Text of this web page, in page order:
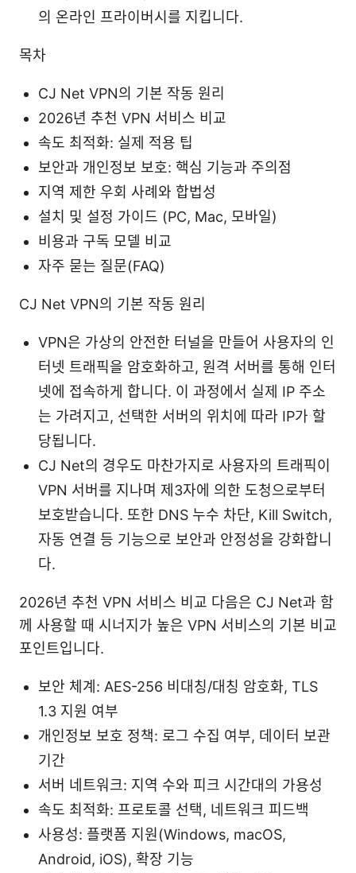
의 온라인 프라이버시를 지킵니다.
목차
CJ Net VPN의 기본 작동 원리
2026년 추천 VPN 서비스 비교
속도 최적화: 실제 적용 팁
보안과 개인정보 보호: 핵심 기능과 주의점
지역 제한 우회 사례와 합법성
설치 및 설정 가이드 (PC, Mac, 모바일)
비용과 구독 모델 비교
자주 묻는 질문(FAQ)
CJ Net VPN의 기본 작동 원리
VPN은 가상의 안전한 터널을 만들어 사용자의 인
터넷 트래픽을 암호화하고, 원격 서버를 통해 인터
넷에 접속하게 합니다. 이 과정에서 실제 IP 주소
는 가려지고, 선택한 서버의 위치에 따라 IP가 할
당됩니다.
CJ Net의 경우도 마찬가지로 사용자의 트래픽이
VPN 서버를 지나며 제3자에 의한 도청으로부터
보호받습니다. 또한 DNS 누수 차단, Kill Switch,
자동 연결 등 기능으로 보안과 안정성을 강화합니
다.
2026년 추천 VPN 서비스 비교 다음은 CJ Net과 함
께 사용할 때 시너지가 높은 VPN 서비스의 기본 비교
포인트입니다.
보안 체계: AES-256 비대칭/대칭 암호화, TLS
1.3 지원 여부
개인정보 보호 정책: 로그 수집 여부, 데이터 보관
기간
서버 네트워크: 지역 수와 피크 시간대의 가용성
속도 최적화: 프로토콜 선택, 네트워크 피드백
사용성: 플랫폼 지원(Windows, macOS,
Android, iOS), 확장 기능